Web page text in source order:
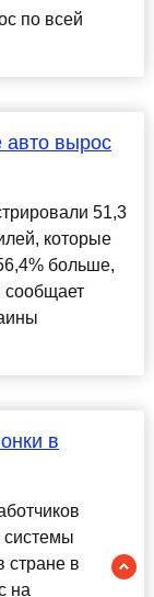
по всей
авто вырос
51,3
которые
больше,
сообщает
в
системы
стране в
на